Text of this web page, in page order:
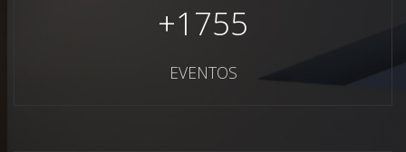
+1755
EVENTOS